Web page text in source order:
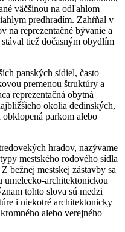
väčšinou na odľahlom
predhradím. Zahŕňal v
na reprezentačné bývanie a
tiež dočasným obydlím
panských sídiel, často
premenou štruktúry a
reprezentačná obytná
okolia dedinských,
parkom alebo
hradov, nazývame
mestského rodového sídla
bežnej mestskej zástavby sa
umelecko-architektonickou
tohto slova sú medzi
i niekotré architektonicky
alebo verejného